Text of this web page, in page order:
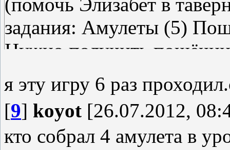
задания: Амулеты (5)
Нужно получить
Игра в покер --
ч.2 -- продолжение
развязки: поговорить с
пристани и рассказать
я эту игру 6 раз
[9] koyot [26.07.2012,
кто собрал 4 амулета в